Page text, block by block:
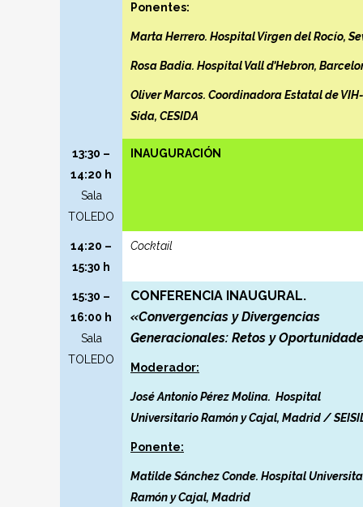
Ponentes:
Marta Herrero. Hospital Virgen del Rocío,
Rosa Badia. Hospital Vall d’Hebron,
Oliver Marcos. Coordinadora Estatal de VIH-
Sida, CESIDA
13:30 –
14:20 h
Sala
TOLEDO
INAUGURACIÓN
14:20 –
15:30 h
Cocktail
15:30 –
16:00 h
Sala
TOLEDO
CONFERENCIA INAUGURAL.
«Convergencias y Divergencias
Generacionales: Retos y
Moderador:
José Antonio Pérez Molina. Hospital
Universitario Ramón y Cajal, Madrid /
Ponente:
Matilde Sánchez Conde. Hospital
Ramón y Cajal, Madrid